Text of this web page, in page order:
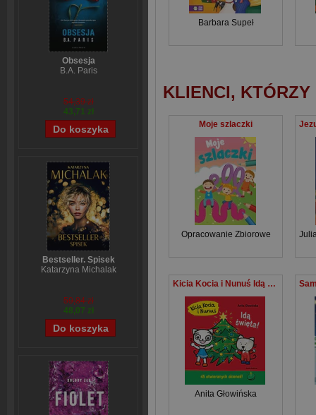
Obsesja
B.A. Paris
54,39 zł
43,71 zł
Bestseller. Spisek
Katarzyna Michalak
59,84 zł
48,07 zł
Barbara Supeł
KLIENCI,
Moje szlaczki
Opracowanie Zbiorowe
Kicia Kocia i Nunuś Idą święta
Anita Głowińska